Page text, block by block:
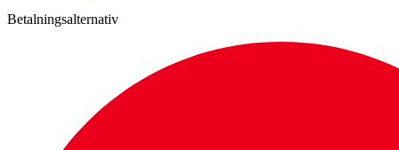
Betalningsalternativ